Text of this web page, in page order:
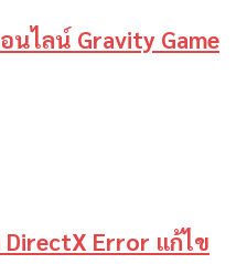
นไลน์ Gravity Game
Error แก้ไข